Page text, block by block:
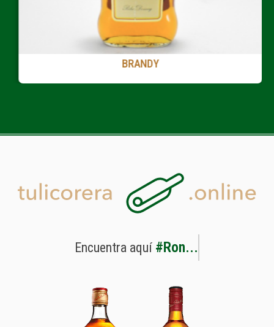
BRANDY
Encuentra aquí #Ron...